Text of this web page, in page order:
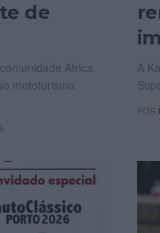
de
Africa
mototurismo.
A
POR